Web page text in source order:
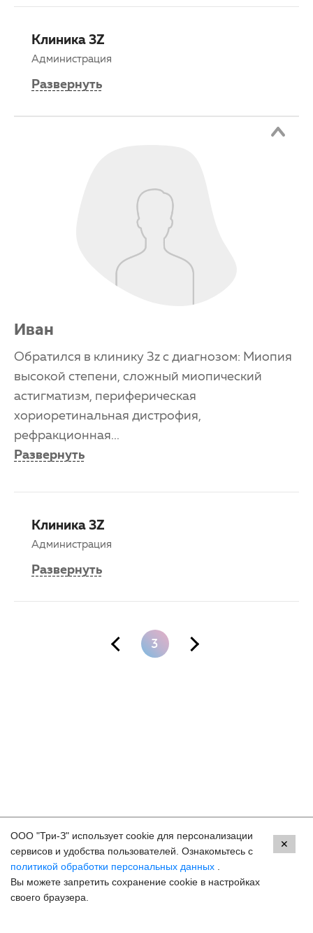
Задать вопрос
Клиника 3Z
Администрация
Развернуть
Иван
Обратился в клинику 3z с диагнозом: Миопия
высокой степени, сложный миопический
астигматизм, периферическая
хориоретинальная дистрофия,
рефракционная...
Развернуть
Клиника 3Z
Администрация
Развернуть
3
Контакты
Махачкала, пр.Имама Шамиля, д.24 а/1
8 (800) 250-33-30
ООО "Три-З" использует cookie для персонализации
сервисов и удобства пользователей. Ознакомьтесь с
политикой обработки персональных данных
Вы можете запретить сохранение cookie в настройках
своего браузера.
✕